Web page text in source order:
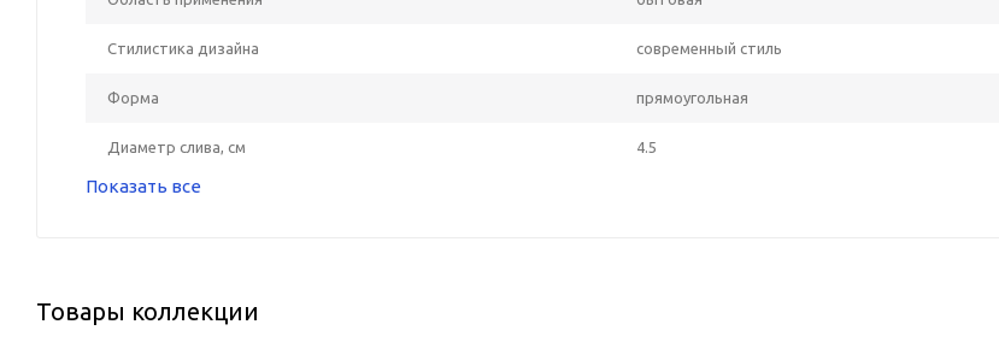
Стилистика дизайна современный стиль
Форма прямоугольная
Диаметр слива, см 4.5
Показать все
Товары коллекции